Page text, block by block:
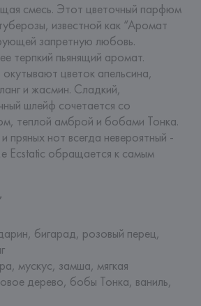
смесь. Этот цветочный парфюм
известной как “Аромат
запретную любовь.
терпкий пьянящий аромат.
цветок апельсина,
и жасмин. Сладкий,
шлейф сочетается со
теплой амброй и бобами Тонка.
пряных нот всегда невероятный -
Ecstatic обращается к самым
бигарад, розовый перец,
мускус, замша, мягкая
дерево, бобы Тонка, ваниль,